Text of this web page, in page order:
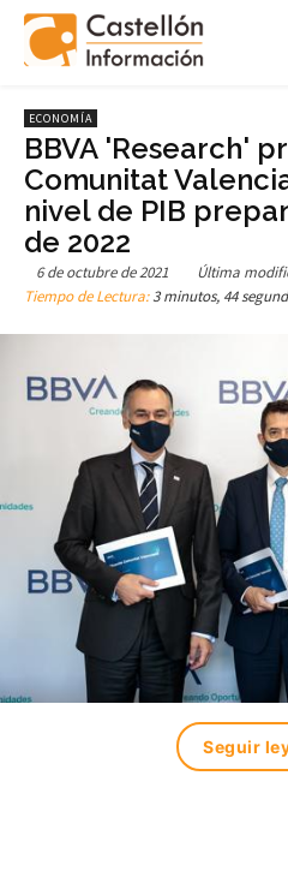
ECONOMÍA
BBVA 'Research'
Comunitat
nivel de PIB
de 2022
6 de octubre de 2021 Última
Tiempo de Lectura:3 minutos, 44
Seguir